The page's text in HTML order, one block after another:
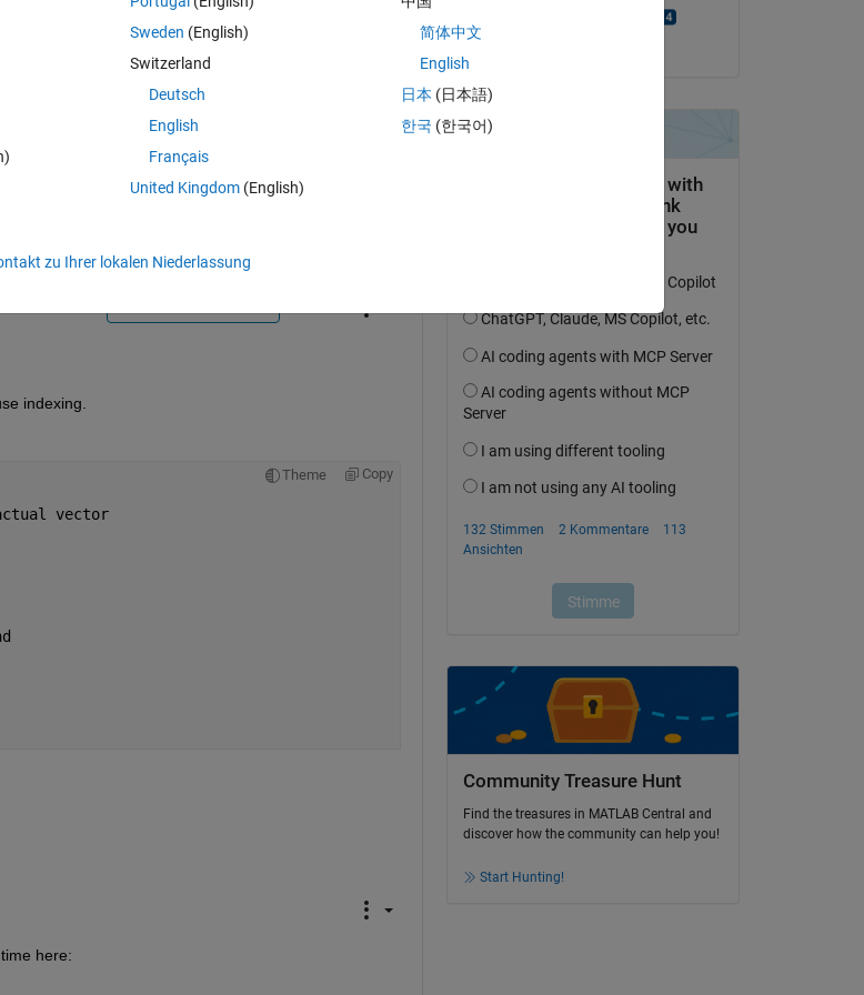
Melden Sie sich an, um diese Frage zu beantworten.
Weiterleiten Anmelden, um Aktivität zu verfolgen
indexing.
Theme Copy
vector
here:
am 10 Jul. 2024
Community Treasure Hunt
Find the treasures in MATLAB Central and
discover how the community can help you!
Start Hunting!
Sweden (English)
Switzerland
Deutsch
English
Français
United Kingdom(English)
简体中文
English
日本 (日本語)
한국 (한국어)
zu Ihrer lokalen Niederlassung